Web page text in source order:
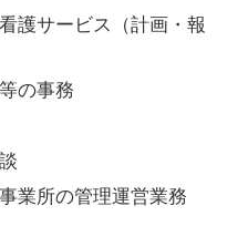
護サービス（計画・報
の事務
業所の管理運営業務